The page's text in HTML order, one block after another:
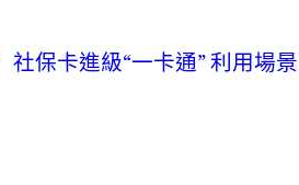
社保卡進級“一卡通” 利用場